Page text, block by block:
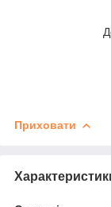
Приховати